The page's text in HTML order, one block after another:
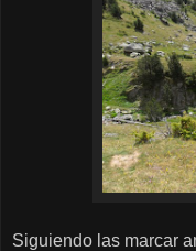
Siguiendo las marcar